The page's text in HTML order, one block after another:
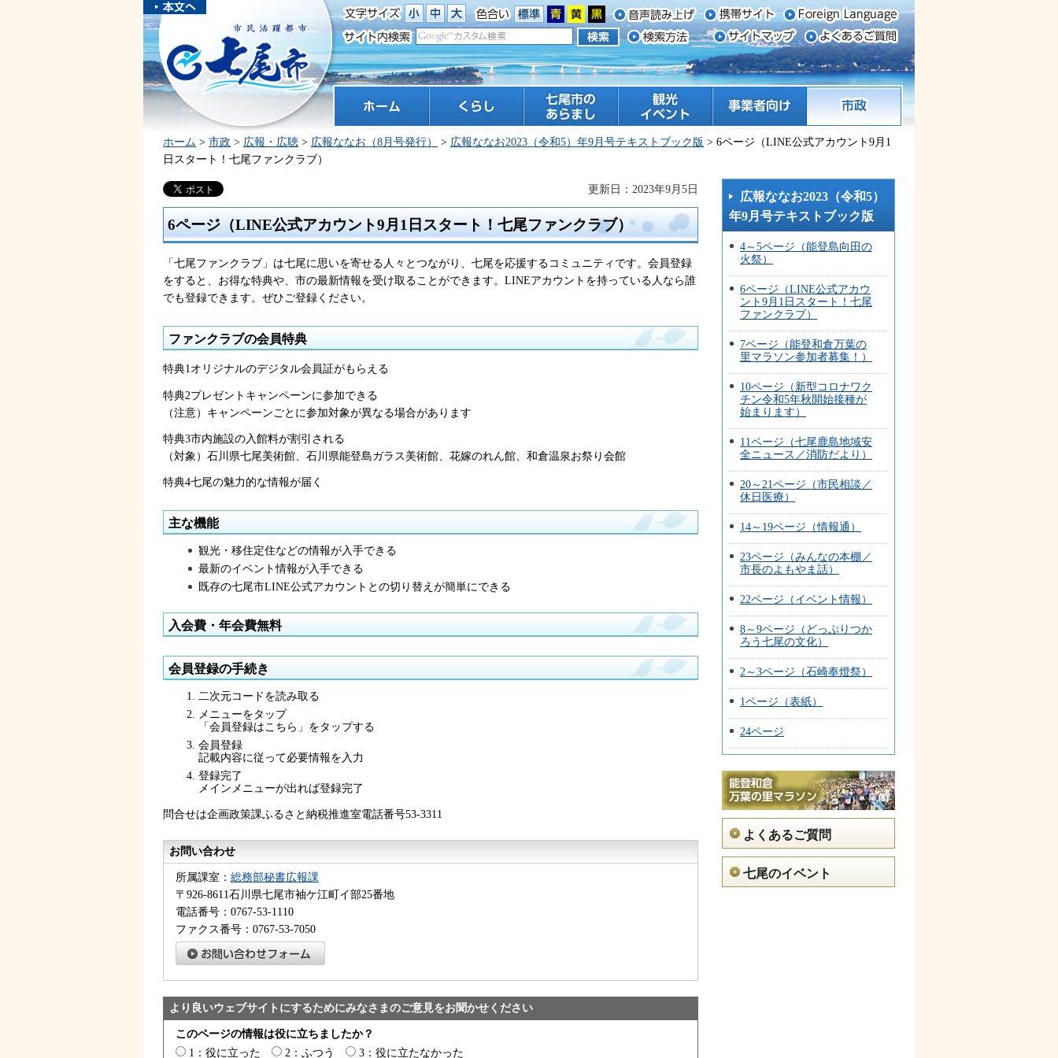
本文へスキ
ップしま
す。
市民活躍都市 七尾市
七尾市のあらまし 観光 イベント 市政
ホーム > 市政 > 広報・広聴 > 広報ななお（8月号発行） > 広報ななお2023（令和5）年9月号テキストブック版 > 6ページ（LINE公式アカウント9月1
日スタート！七尾ファンクラブ）
更新日：2023年9月5日
6ページ（LINE公式アカウント9月1日スタート！七尾ファンクラブ）
「七尾ファンクラブ」は七尾に思いを寄せる人々とつながり、七尾を応援するコミュニティです。会員登録
をすると、お得な特典や、市の最新情報を受け取ることができます。LINEアカウントを持っている人なら誰
でも登録できます。ぜひご登録ください。
ファンクラブの会員特典
特典1オリジナルのデジタル会員証がもらえる
特典2プレゼントキャンペーンに参加できる
（注意）キャンペーンごとに参加対象が異なる場合があります
特典3市内施設の入館料が割引される
（対象）石川県七尾美術館、石川県能登島ガラス美術館、花嫁のれん館、和倉温泉お祭り会館
特典4七尾の魅力的な情報が届く
主な機能
観光・移住定住などの情報が入手できる
最新のイベント情報が入手できる
既存の七尾市LINE公式アカウントとの切り替えが簡単にできる
入会費・年会費無料
会員登録の手続き
二次元コードを読み取る
メニューをタップ
「会員登録はこちら」をタップする
会員登録
記載内容に従って必要情報を入力
登録完了
メインメニューが出れば登録完了
問合せは企画政策課ふるさと納税推進室電話番号53-3311
お問い合わせ
所属課室： 総務部秘書広報課
〒926-8611石川県七尾市袖ケ江町イ部25番地
電話番号：0767-53-1110
ファクス番号：0767-53-7050
より良いウェブサイトにするためにみなさまのご意見をお聞かせください
このページの情報は役に立ちましたか？
1：役に立った
2：ふつう 3：役に立たなかった
広報ななお2023（令和5）
年9月号テキストブック版
4～5ページ（能登島向田の
火祭）
6ページ（LINE公式アカウ
ント9月1日スタート！七尾
ファンクラブ）
7ページ（能登和倉万葉の
里マラソン参加者募集！）
10ページ（新型コロナワク
チン令和5年秋開始接種が
始まります）
11ページ（七尾鹿島地域安
全ニュース／消防だより）
20～21ページ（市民相談／
休日医療）
14～19ページ（情報通）
23ページ（みんなの本棚／
市長のよもやま話）
22ページ（イベント情報）
8～9ページ（どっぷりつか
ろう七尾の文化）
2～3ページ（石崎奉燈祭）
1ページ（表紙）
24ページ
よくあるご質問
七尾のイベント